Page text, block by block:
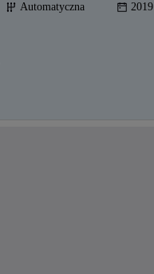
Automatyczna 2019